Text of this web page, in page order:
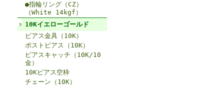
●指輪リング（CZ）
（White 14kgf）
10Kイエローゴールド
ピアス金具（10K）
ポストピアス（10K）
ピアスキャッチ（10K/10
金）
10Kピアス空枠
チェーン（10K）